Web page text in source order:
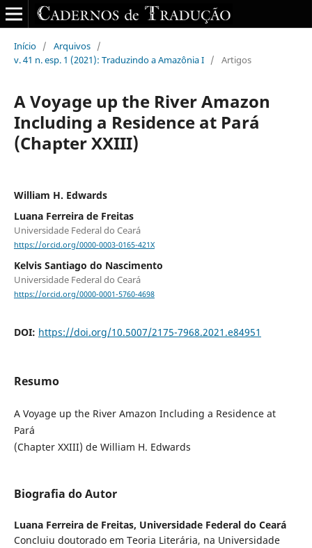
Início / Arquivos /
v. 41 n. esp. 1 (2021): Traduzindo a Amazônia I / Artigos
A Voyage up the River Amazon
Including a Residence at Pará
(Chapter XXIII)
William H. Edwards
Luana Ferreira de Freitas
Universidade Federal do Ceará
https://orcid.org/0000-0003-0165-421X
Kelvis Santiago do Nascimento
Universidade Federal do Ceará
https://orcid.org/0000-0001-5760-4698
DOI: https://doi.org/10.5007/2175-7968.2021.e84951
Resumo
A Voyage up the River Amazon Including a Residence at
Pará
(Chapter XXIII) de William H. Edwards
Biografia do Autor
Luana Ferreira de Freitas, Universidade Federal do Ceará
Concluiu doutorado em Teoria Literária, na Universidade